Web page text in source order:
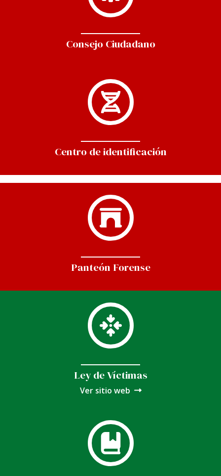
Consejo Ciudadano
Centro de identificación
Panteón Forense
Ley de Víctimas
Ver sitio web